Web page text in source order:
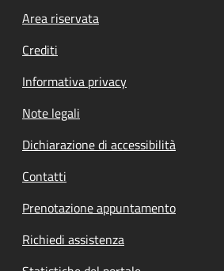
Footer menu
Area riservata
Crediti
Informativa privacy
Note legali
Dichiarazione di accessibilità
Contatti
Prenotazione appuntamento
Richiedi assistenza